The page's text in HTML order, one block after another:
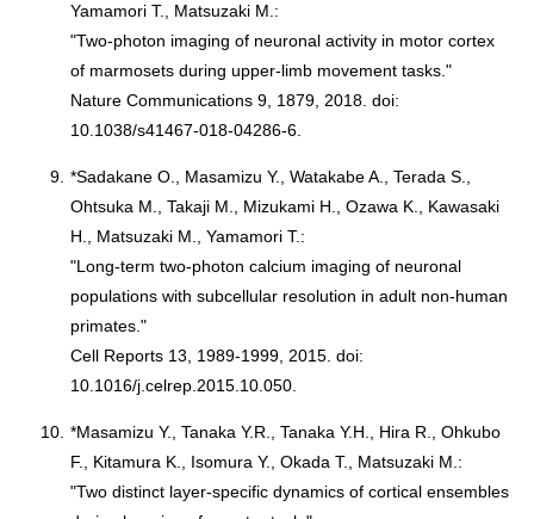
Yamamori T., Matsuzaki M.:
"Two-photon imaging of neuronal activity in motor cortex
of marmosets during upper-limb movement tasks."
Nature Communications 9, 1879, 2018. doi:
10.1038/s41467-018-04286-6.
9. *Sadakane O., Masamizu Y., Watakabe A., Terada S.,
Ohtsuka M., Takaji M., Mizukami H., Ozawa K., Kawasaki
H., Matsuzaki M., Yamamori T.:
"Long-term two-photon calcium imaging of neuronal
populations with subcellular resolution in adult non-human
primates."
Cell Reports 13, 1989-1999, 2015. doi:
10.1016/j.celrep.2015.10.050.
10. *Masamizu Y., Tanaka Y.R., Tanaka Y.H., Hira R., Ohkubo
F., Kitamura K., Isomura Y., Okada T., Matsuzaki M.:
"Two distinct layer-specific dynamics of cortical ensembles